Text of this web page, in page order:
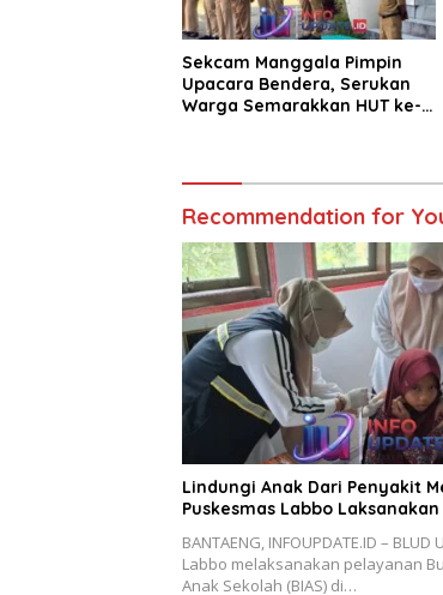
Sekcam Manggala Pimpin
Upacara Bendera, Serukan
Warga Semarakkan HUT ke-
Recommendation for
Lindungi Anak Dari Penyakit
Puskesmas Labbo Laksanakan
BANTAENG, INFOUPDATE.ID –
Labbo melaksanakan pelayanan
Anak Sekolah (BIAS) di…